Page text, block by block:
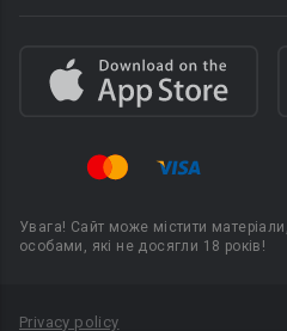
Увага! Сайт може містити
особами, які не досягли 18 років!
Privacy policy